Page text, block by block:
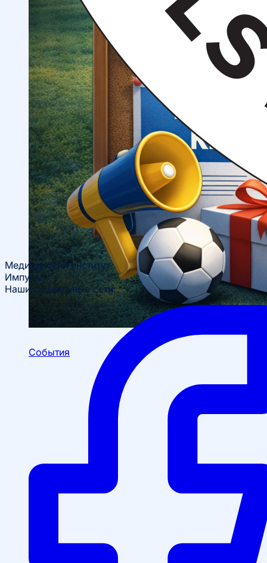
Спортивные и культурные мероприятия
Студенческие организации
Студенческое
общежитиеПоддержка студентов
Студенческое
научное общество
События
Медицинский институт
Импульс
Наши социальные сети: